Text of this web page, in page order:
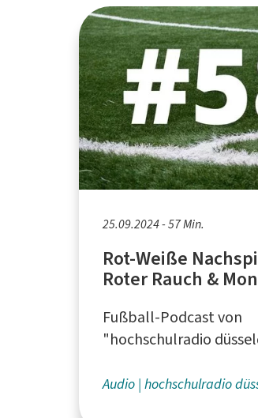
25.09.2024 - 57 Min.
Rot-Weiße
Roter Rauch &
Fußball-Podcast von
"hochschulradio
Hochschulen
Audio hochschulradio